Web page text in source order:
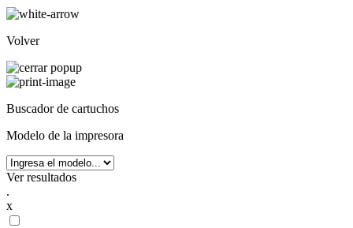
Volver
Buscador de cartuchos
Modelo de la impresora
Ver resultados
.
x